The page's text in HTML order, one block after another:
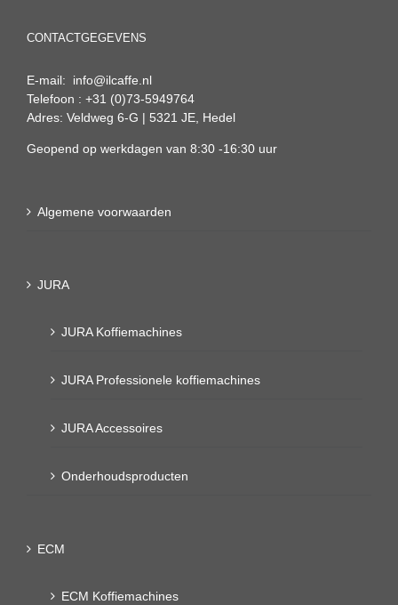
CONTACTGEGEVENS
E-mail: info@ilcaffe.nl
Telefoon : +31 (0)73-5949764
Adres: Veldweg 6-G | 5321 JE, Hedel
Geopend op werkdagen van 8:30 -16:30 uur
Algemene voorwaarden
JURA
JURA Koffiemachines
JURA Professionele koffiemachines
JURA Accessoires
Onderhoudsproducten
ECM
ECM Koffiemachines